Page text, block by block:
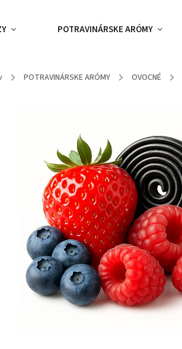
POTRAVINÁRSKE ARÓMY
/ POTRAVINÁRSKE ARÓMY / OVOCNÉ /